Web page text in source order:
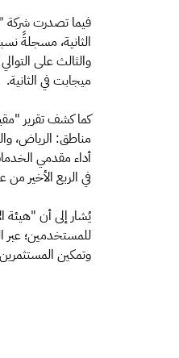
ميجابت في الثانية.
كما كشف تقرير
أداء مقدمي
في الربع الأخير من عام 2020 في مناطق: الجوف،
يُشار إلى أن
للمستخدمين؛ عبر
وتمكين